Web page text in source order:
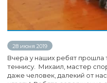
28 июня 2019
Вчера у наших ребят прошла
теннису. Михаил, мастер
даже человек, далекий от